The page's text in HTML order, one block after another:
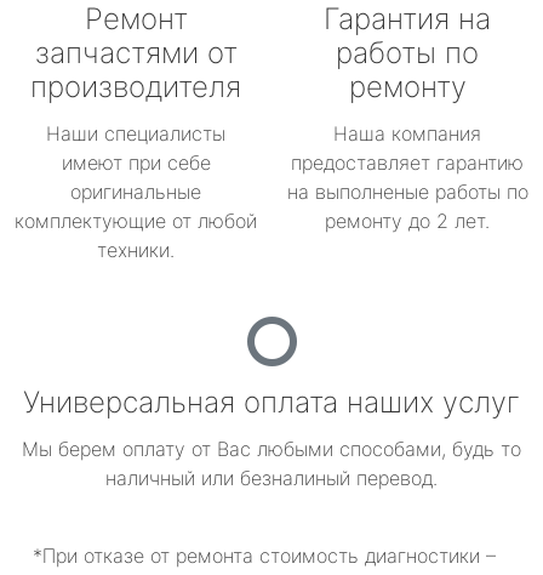
Ремонт
запчастями от
производителя
Наши специалисты
имеют при себе
оригинальные
комплектующие от любой
техники.
Гарантия на
работы по
ремонту
Наша компания
предоставляет гарантию
на выполненые работы по
ремонту до 2 лет.
Универсальная оплата наших услуг
Мы берем оплату от Вас любыми способами, будь то
наличный или безналиный перевод.
*При отказе от ремонта стоимость диагностики –